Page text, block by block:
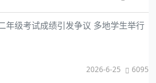
年级考试成绩引发争议 多地学生举行
2026-6-25 6095